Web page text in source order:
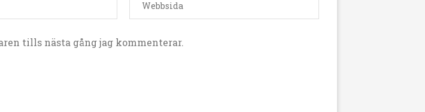
tills nästa gång jag kommenterar.